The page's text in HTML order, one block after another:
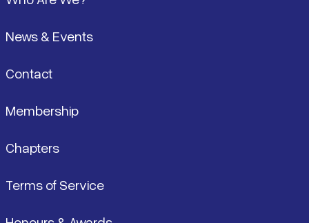
News & Events
Contact
Membership
Chapters
Terms of Service